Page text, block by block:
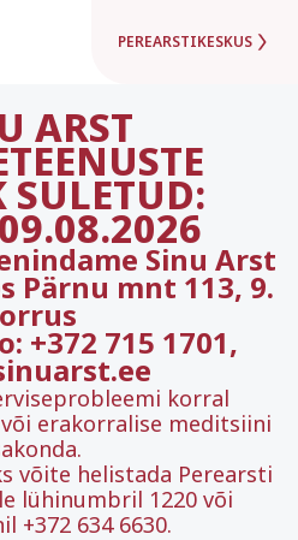
PEREARSTIKESKUS
ARST
09.08.2026
Sinu Arst
Pärnu mnt 113, 9.
+372 715 1701,
korral
erakorralise meditsiini
võite helistada Perearsti
lühinumbril 1220 või
+372 634 6630.